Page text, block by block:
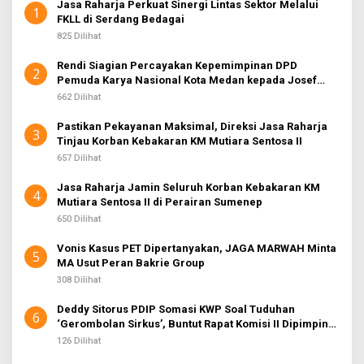
1
Jasa Raharja Perkuat Sinergi Lintas Sektor Melalui
FKLL di Serdang Bedagai
825 Dilihat
2
Rendi Siagian Percayakan Kepemimpinan DPD
Pemuda Karya Nasional Kota Medan kepada Josef
Sembiring
662 Dilihat
3
Pastikan Pekayanan Maksimal, Direksi Jasa Raharja
Tinjau Korban Kebakaran KM Mutiara Sentosa II
657 Dilihat
4
Jasa Raharja Jamin Seluruh Korban Kebakaran KM
Mutiara Sentosa II di Perairan Sumenep
650 Dilihat
5
Vonis Kasus PET Dipertanyakan, JAGA MARWAH Minta
MA Usut Peran Bakrie Group
308 Dilihat
6
Deddy Sitorus PDIP Somasi KWP Soal Tuduhan
‘Gerombolan Sirkus’, Buntut Rapat Komisi II Dipimpin
Sufmi Dasco Ahmad
126 Dilihat